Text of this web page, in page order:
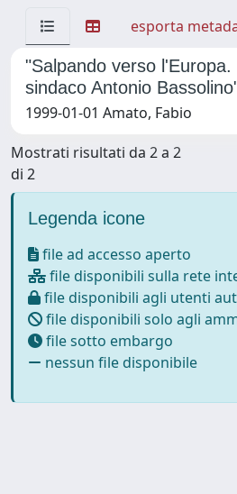
esporta
"Salpando verso
sindaco Antonio
1999-01-01 Amato, Fabio
Mostrati risultati da 2 a 2
di 2
Legenda icone
file ad accesso aperto
file disponibili sulla rete
file disponibili agli utenti
file disponibili solo agli
file sotto embargo
nessun file disponibile